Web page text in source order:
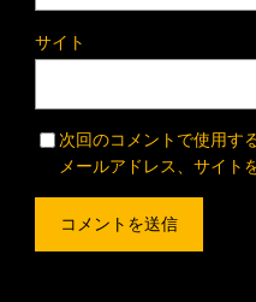
サイト
次回のコメントで使用す
メールアドレス、サイト